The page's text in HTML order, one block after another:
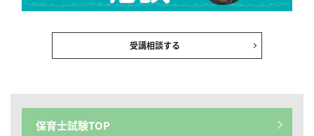
受講相談する
保育士試験TOP